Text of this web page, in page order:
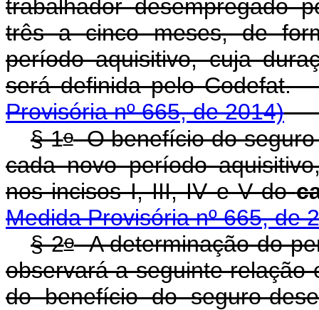
trabalhador desempregado
três a cinco meses, de
período aquisitivo, cuja
será definida pelo
Provisória nº 665, de 2014)
§ 1oO benefício do
cada novo período
nos incisos I, III, IV e V do
Medida Provisória nº 665, de
§ 2oA determinação do
observará a seguinte relação
do benefício do seguro-